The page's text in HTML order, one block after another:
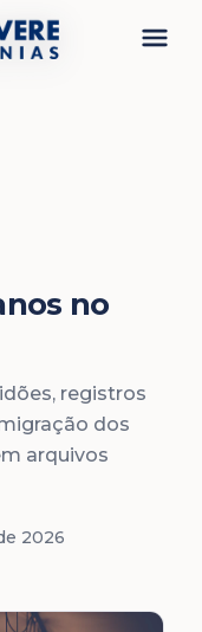
Menu
no
registros
dos
arquivos
2026